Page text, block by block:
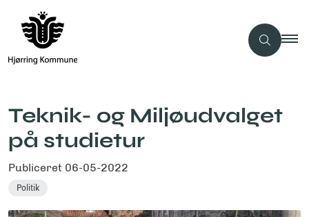
Teknik- og Miljøudvalget
på studietur
Publiceret 06-05-2022
Politik